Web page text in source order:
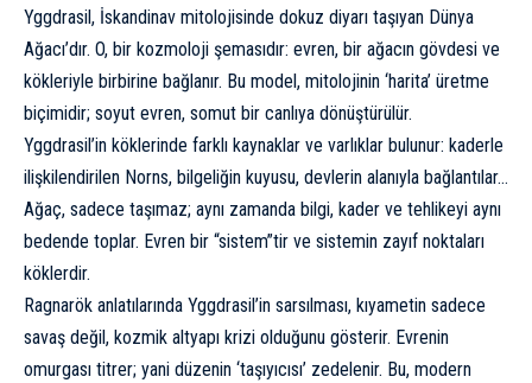
Yggdrasil, İskandinav mitolojisinde dokuz diyarı taşıyan Dünya
Ağacı’dır. O, bir kozmoloji şemasıdır: evren, bir ağacın gövdesi ve
kökleriyle birbirine bağlanır. Bu model, mitolojinin ‘harita’ üretme
biçimidir; soyut evren, somut bir canlıya dönüştürülür.
Yggdrasil’in köklerinde farklı kaynaklar ve varlıklar bulunur: kaderle
ilişkilendirilen Norns, bilgeliğin kuyusu, devlerin alanıyla bağlantılar…
Ağaç, sadece taşımaz; aynı zamanda bilgi, kader ve tehlikeyi aynı
bedende toplar. Evren bir “sistem”tir ve sistemin zayıf noktaları
köklerdir.
Ragnarök anlatılarında Yggdrasil’in sarsılması, kıyametin sadece
savaş değil, kozmik altyapı krizi olduğunu gösterir. Evrenin
omurgası titrer; yani düzenin ‘taşıyıcısı’ zedelenir. Bu, modern